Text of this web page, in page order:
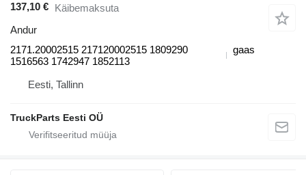
137,10 € Käibemaksuta
Andur
2171.20002515 217120002515 1809290
1516563 1742947 1852113
gaas
Eesti, Tallinn
TruckParts Eesti OÜ